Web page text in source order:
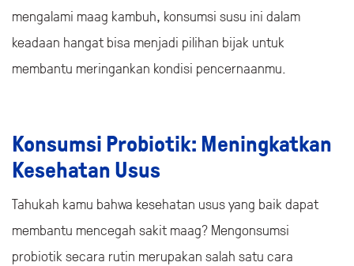
mengalami maag kambuh, konsumsi susu ini dalam
keadaan hangat bisa menjadi pilihan bijak untuk
membantu meringankan kondisi pencernaanmu.
Konsumsi Probiotik: Meningkatkan
Kesehatan Usus
Tahukah kamu bahwa kesehatan usus yang baik dapat
membantu mencegah sakit maag? Mengonsumsi
probiotik secara rutin merupakan salah satu cara